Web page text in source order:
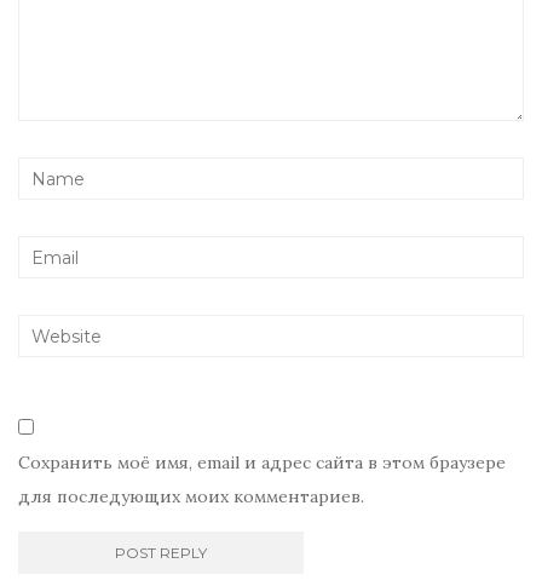
Сохранить моё имя, email и адрес сайта в этом браузере
для последующих моих комментариев.